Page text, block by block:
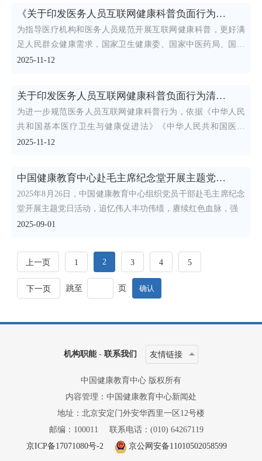
《关于印发医务人员互联网健康科普负面行为清单（试行）的通知》政策解读
为指导医疗机构和医务人员规范开展互联网健康科普，更好满
足人民群众健康需求，国家卫生健康委、国家中医药局、国家
疾控局联
2025-11-12
关于印发医务人员互联网健康科普负面行为清单（试行）的通知
为进一步规范医务人员互联网健康科普行为，依据《中华人民
共和国基本医疗卫生与健康促进法》《中华人民共和国医师
法》《中华
2025-11-12
中国健康教育中心赴毛主席纪念堂开展主题党日活动
2025年8月26日，中国健康教育中心组织党员干部赴毛主席纪念
堂开展主题党日活动，追忆伟人丰功伟绩，赓续红色血脉，强
2025-09-01
上一页 1 2 3 4 5
下一页 跳至 页
机构职能- 联系我们 友情链接
中国健康教育中心 版权所有
内容管理：中国健康教育中心新闻处
地址：北京安定门外安华西里一区12号楼
邮编：100011
联系电话：(010) 64267119
京ICP备17071080号-2
京公网安备11010502058599